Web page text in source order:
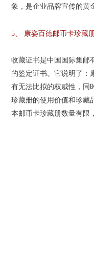
象，是企业品牌宣传的黄
5、 康姿百德邮币卡珍藏
收藏证书是中国国际集邮
的鉴定证书。它说明了：
有无法比拟的权威性，同
珍藏册的使用价值和珍藏
本邮币卡珍藏册数量有限